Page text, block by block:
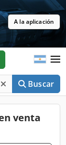
A la aplicación
Buscar
venta